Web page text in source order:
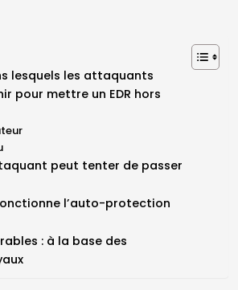
lesquels les attaquants
pour mettre un EDR hors
peut tenter de passer
l’auto-protection
: à la base des